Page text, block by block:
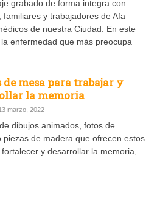
grabado de forma integra con
familiares y trabajadores de Afa
de nuestra Ciudad. En este
enfermedad que más preocupa
de mesa para trabajar y
la memoria
marzo, 2022
dibujos animados, fotos de
piezas de madera que ofrecen estos
y desarrollar la memoria,